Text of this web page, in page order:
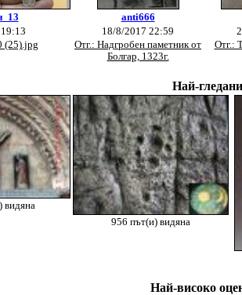
(25).jpg
anti666
18/8/2017 22:59
Отг.: Надгробен паметник от
Болгар, 1323г.
Отг.:
Най-
видяна
956 път(и) видяна
Най-високо